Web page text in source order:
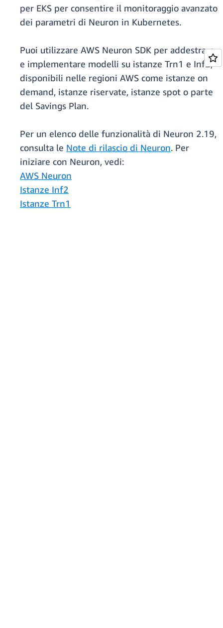
per EKS per consentire il monitoraggio avanzato
dei parametri di Neuron in Kubernetes.
Puoi utilizzare AWS Neuron SDK per addestrare
e implementare modelli su istanze Trn1 e Inf2,
disponibili nelle regioni AWS come istanze on
demand, istanze riservate, istanze spot o parte
del Savings Plan.
Per un elenco delle funzionalità di Neuron 2.19,
consulta le Note di rilascio di Neuron. Per
iniziare con Neuron, vedi:
AWS Neuron
Istanze Inf2
Istanze Trn1